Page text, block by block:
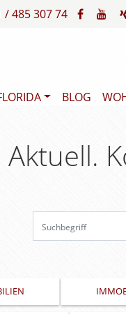
/ 485 307 74
BLOG